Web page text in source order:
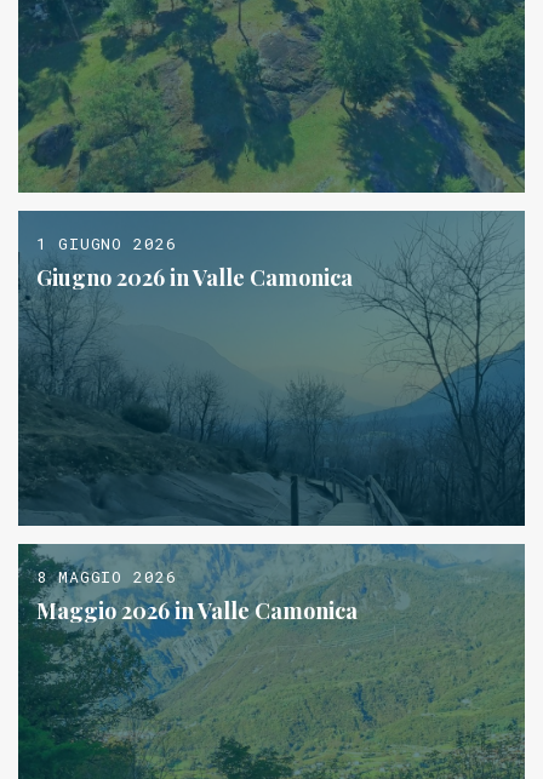
1 GIUGNO 2026
Giugno 2026 in Valle Camonica
8 MAGGIO 2026
Maggio 2026 in Valle Camonica